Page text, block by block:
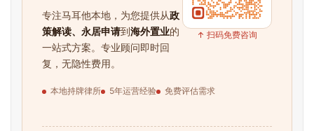
专注马耳他本地，为您提供从政
策解读、永居申请到海外置业的
一站式方案。专业顾问即时回
复，无隐性费用。
本地持牌律所 5年运营经验 免费评估需求
↑ 扫码免费咨询